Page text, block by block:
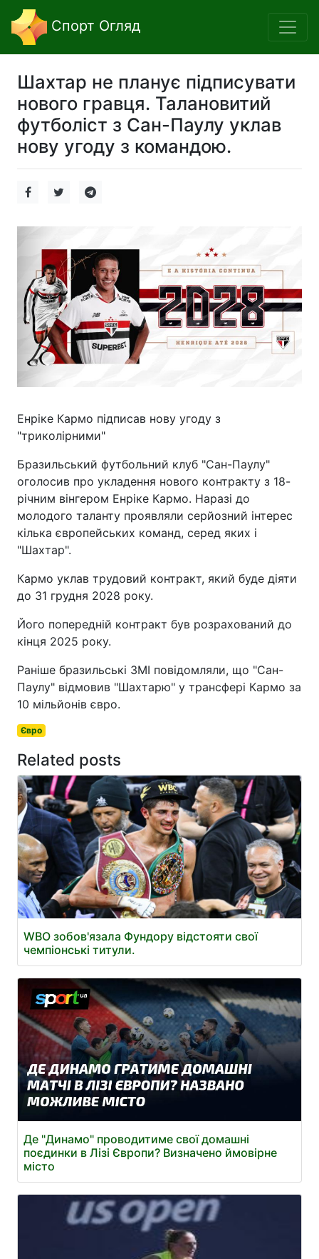
Спорт Огляд
Шахтар не планує підписувати
нового гравця. Талановитий
футболіст з Сан-Паулу уклав
нову угоду з командою.
Енріке Кармо підписав нову угоду з
"триколірними"
Бразильський футбольний клуб "Сан-Паулу"
оголосив про укладення нового контракту з 18-
річним вінгером Енріке Кармо. Наразі до
молодого таланту проявляли серйозний інтерес
кілька європейських команд, серед яких і
"Шахтар".
Кармо уклав трудовий контракт, який буде діяти
до 31 грудня 2028 року.
Його попередній контракт був розрахований до
кінця 2025 року.
Раніше бразильські ЗМІ повідомляли, що "Сан-
Паулу" відмовив "Шахтарю" у трансфері Кармо за
10 мільйонів євро.
Євро
Related posts
WBO зобов'язала Фундору відстояти свої
чемпіонські титули.
Де "Динамо" проводитиме свої домашні
поєдинки в Лізі Європи? Визначено ймовірне
місто